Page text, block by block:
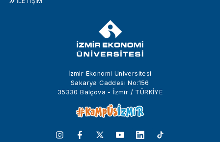
İzmir Ekonomi Üniversitesi
Sakarya Caddesi No:156
35330 Balçova - İzmir / TÜRKİYE